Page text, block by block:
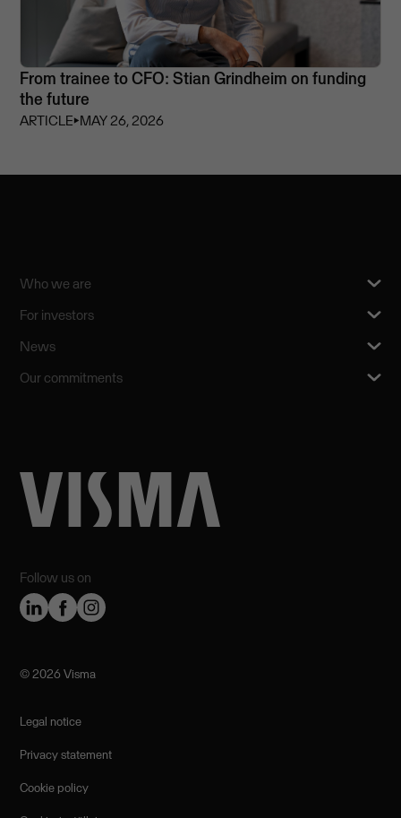
From trainee to CFO: Stian Grindheim on funding
the future
ARTICLE⏵MAY 26, 2026
Follow us on
Who we are
For investors
News
Our commitments
©️ 2026 Visma
Legal notice
Privacy statement
Cookie policy